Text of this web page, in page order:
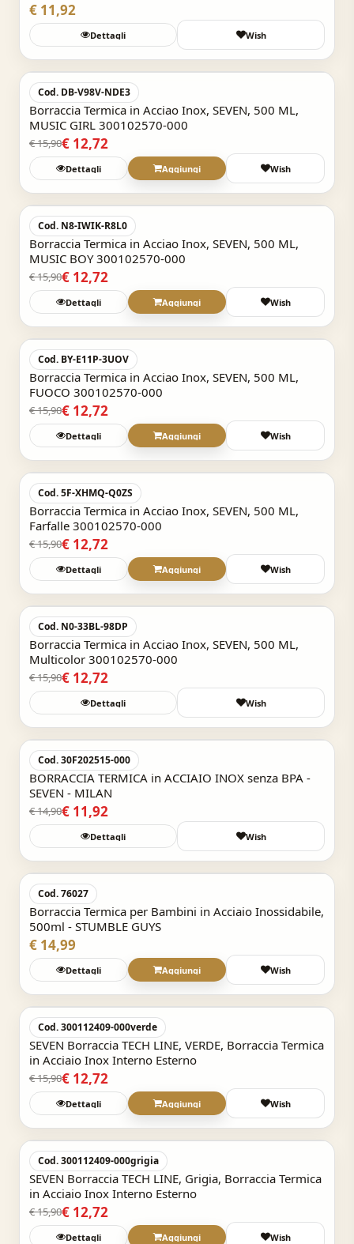
€ 11,92
Dettagli Wish
Acquisto Veloce
Cod. DB-V98V-NDE3
Borraccia Termica in Acciao Inox, SEVEN, 500 ML,
MUSIC GIRL 300102570-000
€ 15,90€ 12,72
Dettagli Aggiungi Wish
Acquisto Veloce
Cod. N8-IWIK-R8L0
Borraccia Termica in Acciao Inox, SEVEN, 500 ML,
MUSIC BOY 300102570-000
€ 15,90€ 12,72
Dettagli Aggiungi Wish
Acquisto Veloce
Cod. BY-E11P-3UOV
Borraccia Termica in Acciao Inox, SEVEN, 500 ML,
FUOCO 300102570-000
€ 15,90€ 12,72
Dettagli Aggiungi Wish
Acquisto Veloce
Cod. 5F-XHMQ-Q0ZS
Borraccia Termica in Acciao Inox, SEVEN, 500 ML,
Farfalle 300102570-000
€ 15,90€ 12,72
Dettagli Aggiungi Wish
Acquisto Veloce
Cod. N0-33BL-98DP
Borraccia Termica in Acciao Inox, SEVEN, 500 ML,
Multicolor 300102570-000
€ 15,90€ 12,72
Dettagli Wish
Acquisto Veloce
Cod. 30F202515-000
BORRACCIA TERMICA in ACCIAIO INOX senza BPA -
SEVEN - MILAN
€ 14,90€ 11,92
Dettagli Wish
Acquisto Veloce
Cod. 76027
Borraccia Termica per Bambini in Acciaio Inossidabile,
500ml - STUMBLE GUYS
€ 14,99
Dettagli Aggiungi Wish
Acquisto Veloce
Cod. 300112409-000verde
SEVEN Borraccia TECH LINE, VERDE, Borraccia Termica
in Acciaio Inox Interno Esterno
€ 15,90€ 12,72
Dettagli Aggiungi Wish
Acquisto Veloce
Cod. 300112409-000grigia
SEVEN Borraccia TECH LINE, Grigia, Borraccia Termica
in Acciaio Inox Interno Esterno
€ 15,90€ 12,72
Dettagli Aggiungi Wish